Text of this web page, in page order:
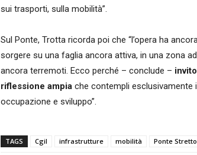
sui trasporti, sulla mobilità”.
Sul Ponte, Trotta ricorda poi che “l’opera ha
sorgere su una faglia ancora attiva, in una zona
ancora terremoti. Ecco perché – conclude –
riflessione ampia che contempli esclusivamente
occupazione e sviluppo”.
TAGS Cgil infrastrutture mobilità Ponte Stretto